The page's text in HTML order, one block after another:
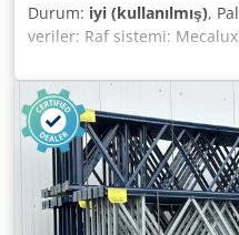
Durum: iyi (kullanılmış),
veriler: Raf sistemi:
palet rafı, kullanılmış
81 Çerçeve profili: 80 x 70
destekler dahil, Taban
edilmiştir (cıvatalı makas)
derinlik Dodpfxsmmcd No
kişileriniz: Bay: Andre
Deutsch Ürün hakkında
tahsilat için